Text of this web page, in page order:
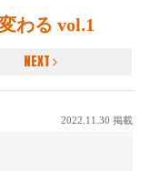
わる vol.1
NEXT
2022.11.30 掲載